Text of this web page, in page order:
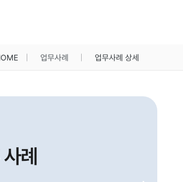
업무사례 업무사례 상세
례